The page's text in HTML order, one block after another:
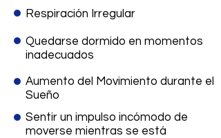
Respiración Irregular
Quedarse dormido en momentos
inadecuados
Aumento del Movimiento durante el
Sueño
Sentir un impulso incómodo de
moverse mientras se está